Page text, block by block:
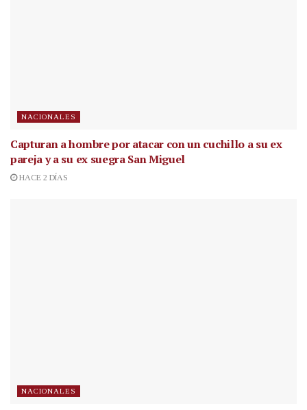
NACIONALES
Capturan a hombre por atacar con un cuchillo a su ex
pareja y a su ex suegra San Miguel
HACE 2 DÍAS
NACIONALES